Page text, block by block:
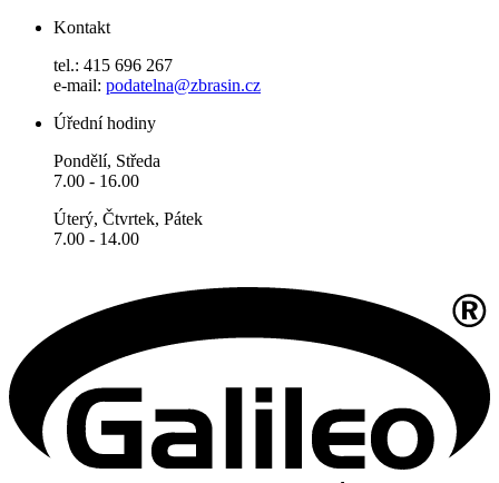
Kontakt
tel.: 415 696 267
e-mail: podatelna@zbrasin.cz
Úřední hodiny
Pondělí, Středa
7.00 - 16.00
Úterý, Čtvrtek, Pátek
7.00 - 14.00